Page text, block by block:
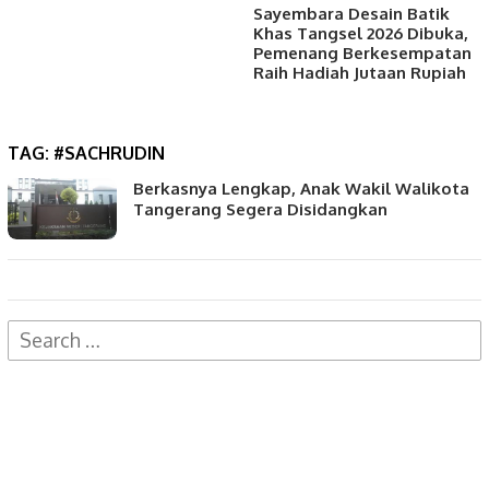
Sayembara Desain Batik
Khas Tangsel 2026 Dibuka,
Pemenang Berkesempatan
Raih Hadiah Jutaan Rupiah
TAG: #SACHRUDIN
Berkasnya Lengkap, Anak Wakil Walikota
Tangerang Segera Disidangkan
Search
for: